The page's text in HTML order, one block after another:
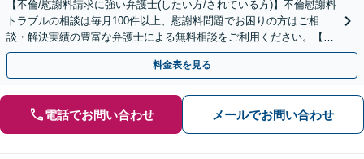
【不倫/慰謝料請求に強い弁護士(したい方/されている方)】不倫慰謝料
トラブルの相談は毎月100件以上、慰謝料問題でお困りの方はご相
談・解決実績の豊富な弁護士による無料相談をご利用ください。【不
倫相談は初回0円】【香川県全域対応】
料金表を見る
電話でお問い合わせ メールでお問い合わせ